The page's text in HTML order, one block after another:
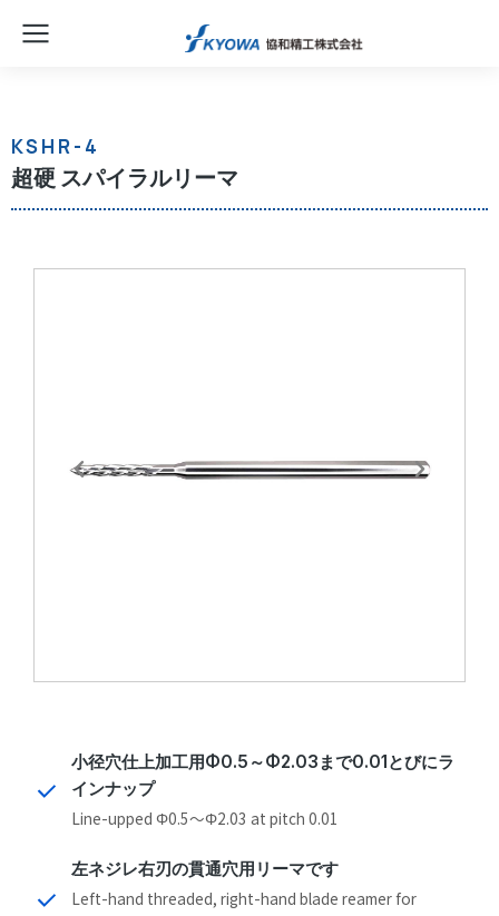
KSHR-4
超硬 スパイラルリーマ
小径穴仕上加工用Φ0.5～Φ2.03まで0.01とびにラ
インナップ
Line-upped Φ0.5～Φ2.03 at pitch 0.01
左ネジレ右刃の貫通穴用リーマです
Left-hand threaded, right-hand blade reamer for